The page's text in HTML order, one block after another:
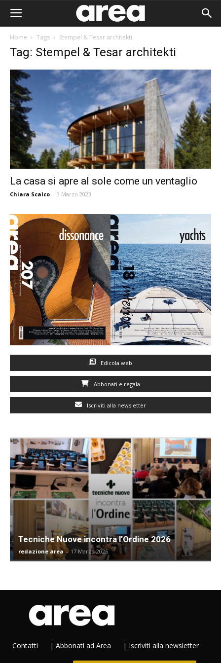
Home Tags Stempel & Tesar architekti
Tag: Stempel & Tesar architekti
La casa si apre al sole come un ventaglio
Chiara Scalco - 3 Marzo 2023
Edicola web
Abbonati e regala
Iscriviti alla newsletter
Tecniche Nuove incontra l’Ordine 2026
redazione area - 17 Marzo 2026
Contatti | Abbonati ad Area | Iscriviti alla newsletter